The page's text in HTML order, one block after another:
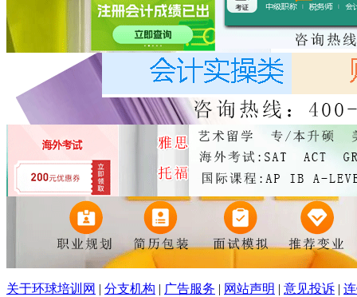
关于环球培训网 | 分支机构 | 广告服务 | 网站声明 | 意见投诉 |